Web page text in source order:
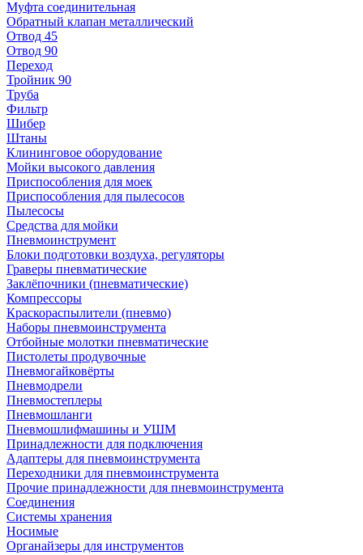
Муфта соединительная
Обратный клапан металлический
Отвод 45
Отвод 90
Переход
Тройник 90
Труба
Фильтр
Шибер
Штаны
Клининговое оборудование
Мойки высокого давления
Приспособления для моек
Приспособления для пылесосов
Пылесосы
Средства для мойки
Пневмоинструмент
Блоки подготовки воздуха, регуляторы
Граверы пневматические
Заклёпочники (пневматические)
Компрессоры
Краскораспылители (пневмо)
Наборы пневмоинструмента
Отбойные молотки пневматические
Пистолеты продувочные
Пневмогайковёрты
Пневмодрели
Пневмостеплеры
Пневмошланги
Пневмошлифмашины и УШМ
Принадлежности для подключения
Адаптеры для пневмоинструмента
Переходники для пневмоинструмента
Прочие принадлежности для пневмоинструмента
Соединения
Системы хранения
Носимые
Органайзеры для инструментов